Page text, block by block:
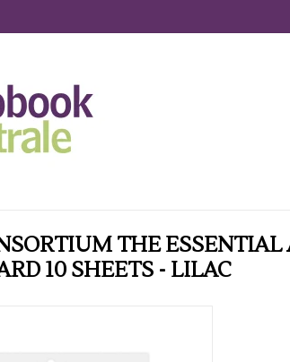
THE ESSENTIAL
10 SHEETS - LILAC